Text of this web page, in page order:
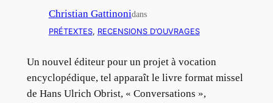
Christian Gattinonidans
PRÉTEXTES, RECENSIONS D’OUVRAGES
Un nouvel éditeur pour un projet à vocation
encyclopédique, tel apparaît le livre format missel
de Hans Ulrich Obrist, « Conversations »,